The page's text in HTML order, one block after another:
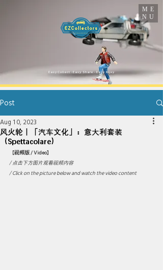
​Easy Collect · Easy Share · Easy Enjoy
ME
NU
Post
风火轮｜「汽车文化」：意大利套装
（Spettacolare）
Aug 10, 2023
【视频版 / Video】
/ 点击下方图片观看视频内容
/ Click on the picture below and watch the video content